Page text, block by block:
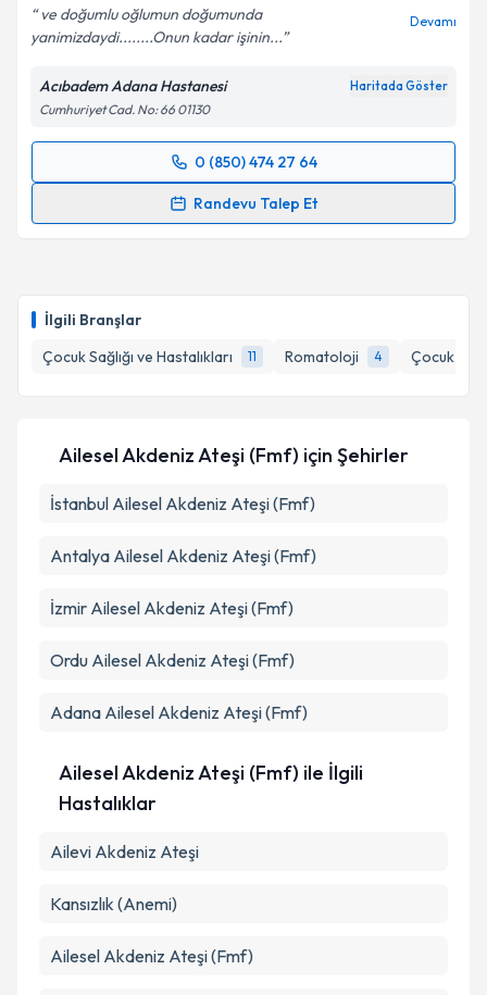
İlgili Branşlar
Çocuk Sağlığı ve Hastalıkları
11 Romatoloji 4 Çocuk
Metni'ni okudum ve kişisel verilerimin belirtilen
kapsamda işlenmesini kabul ediyorum.
Takvim Talebini Gönder
ve doğumlu oğlumun doğumunda
yanimizdaydi........Onun kadar işinin...
Devamı
Acıbadem Adana Hastanesi Haritada Göster
Cumhuriyet Cad. No: 66 01130
0 (850) 474 27 64
Randevu Talep Et
Randevu Takvimi Talebi
E-posta Adresiniz
Metni'ni okudum ve kişisel verilerimin belirtilen
Takvim Talebini Gönder
Ailesel Akdeniz Ateşi (Fmf) için Şehirler
İstanbul Ailesel Akdeniz Ateşi (Fmf)
Antalya Ailesel Akdeniz Ateşi (Fmf)
İzmir Ailesel Akdeniz Ateşi (Fmf)
Ordu Ailesel Akdeniz Ateşi (Fmf)
Adana Ailesel Akdeniz Ateşi (Fmf)
Ailesel Akdeniz Ateşi (Fmf) ile İlgili
Hastalıklar
Ailevi Akdeniz Ateşi
Kansızlık (Anemi)
Ailesel Akdeniz Ateşi (Fmf)